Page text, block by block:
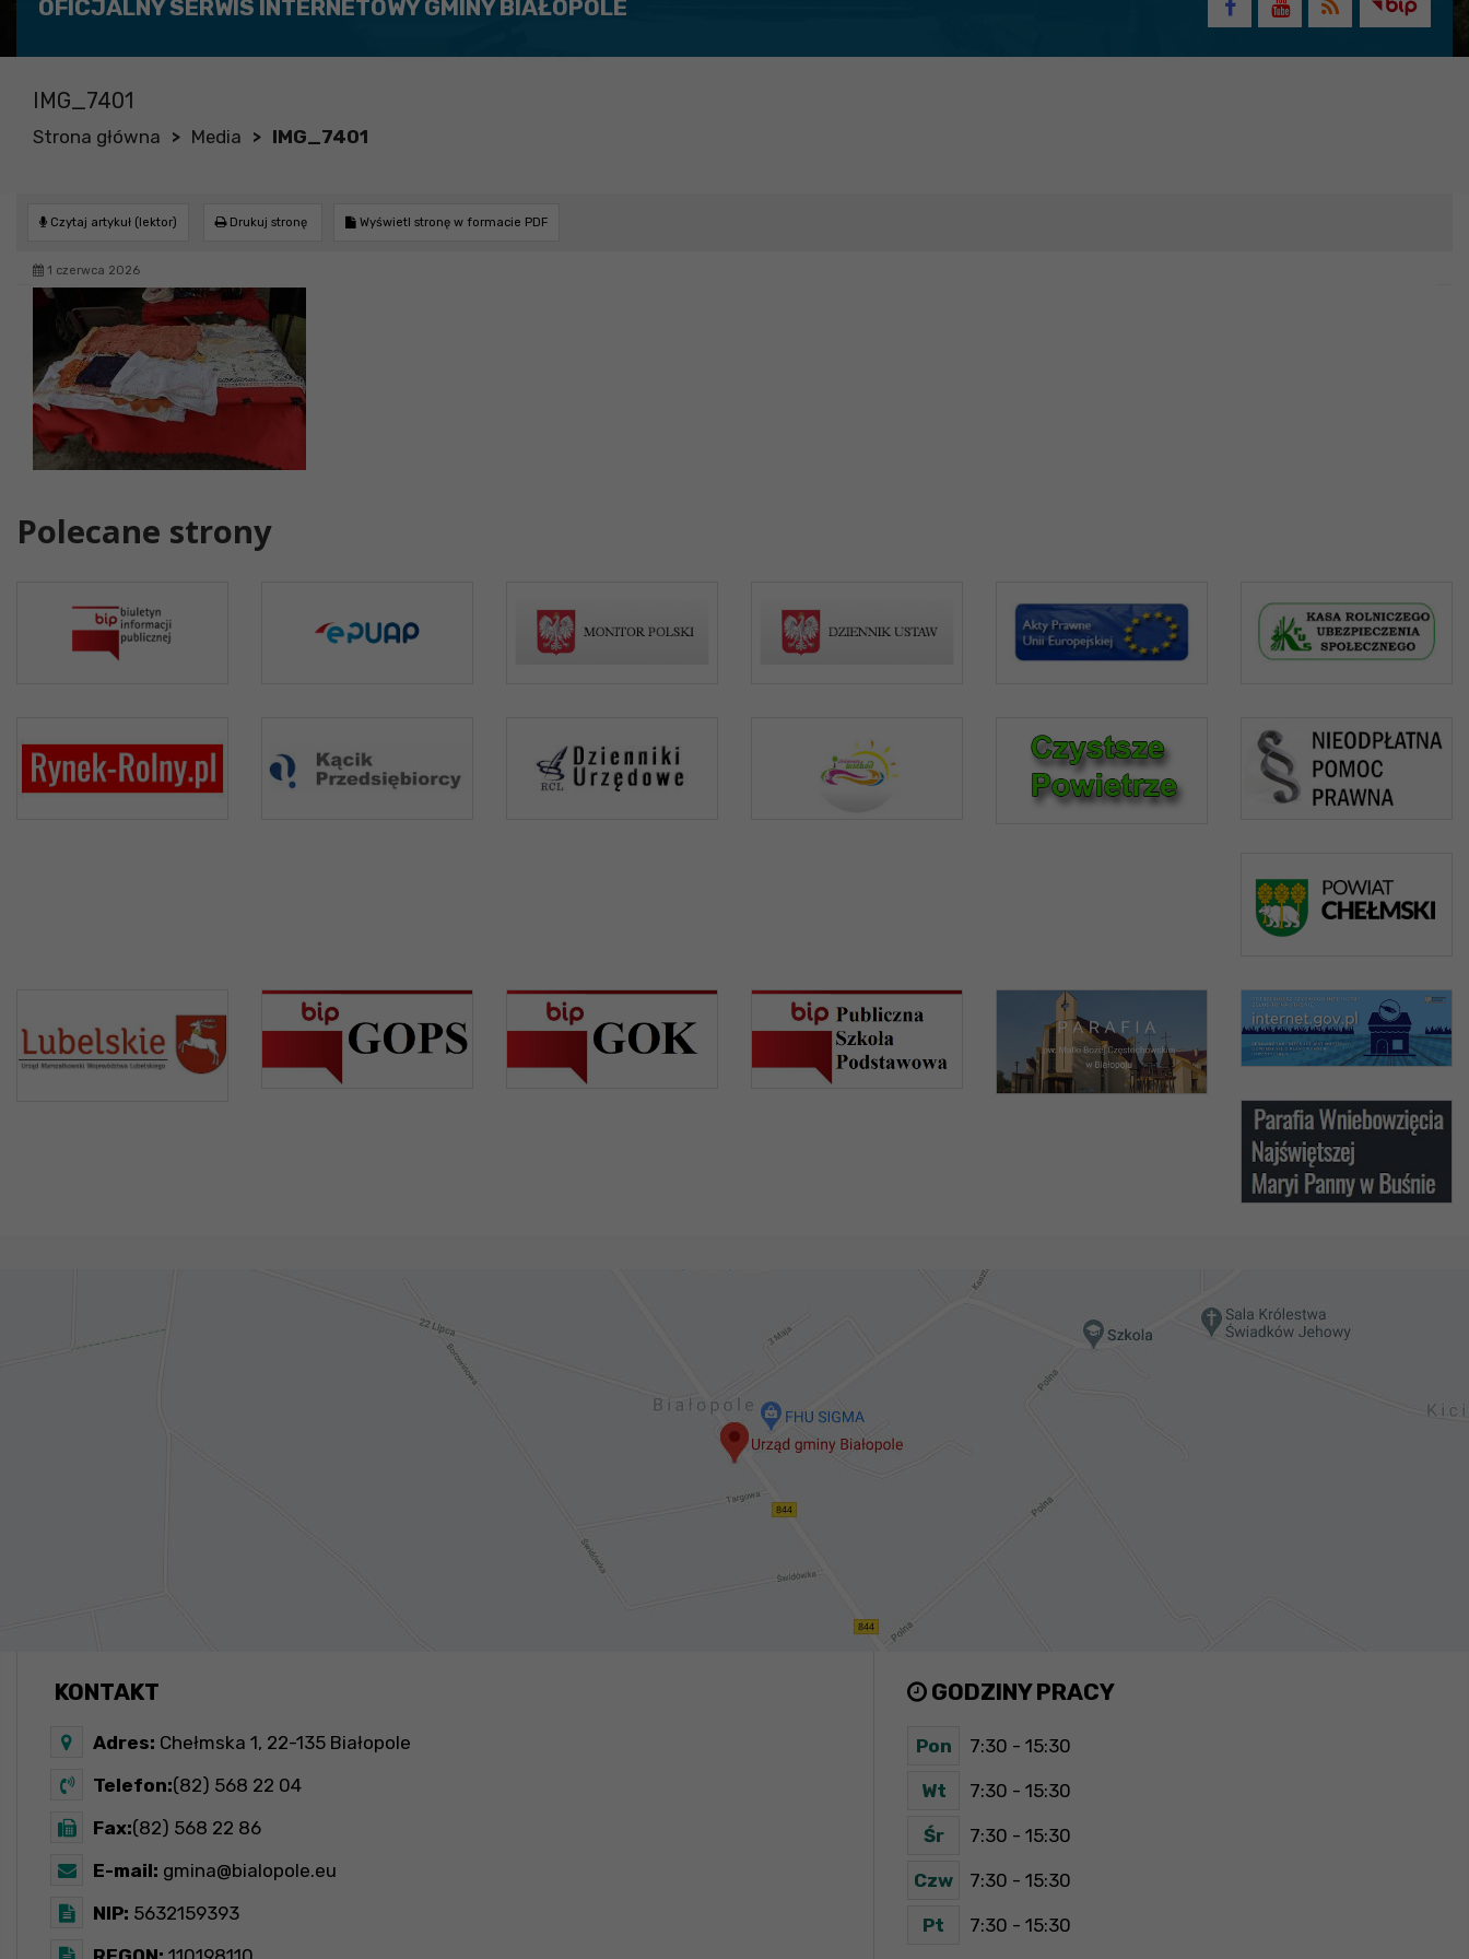
OFICJALNY SERWIS INTERNETOWY GMINY BIAŁOPOLE
IMG_7401
Strona główna > Media > IMG_7401
Czytaj artykuł (lektor) Drukuj stronę Wyświetl stronę w formacie PDF
1 czerwca 2026
Polecane strony
KONTAKT
Adres: Chełmska 1, 22-135 Białopole
Telefon:(82) 568 22 04
Fax:(82) 568 22 86
E-mail: gmina@bialopole.eu
NIP: 5632159393
GODZINY PRACY
Pon 7:30 - 15:30
Wt 7:30 - 15:30
Śr 7:30 - 15:30
Czw 7:30 - 15:30
Pt 7:30 - 15:30